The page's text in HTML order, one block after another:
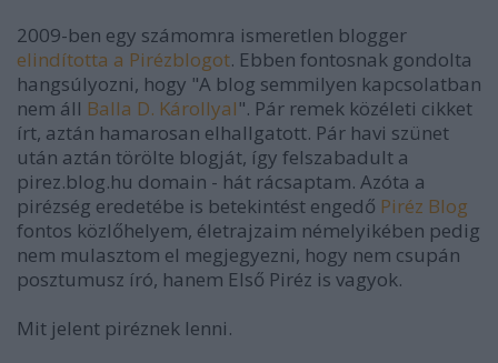
2009-ben egy számomra ismeretlen blogger
elindította a Pirézblogot. Ebben fontosnak gondolta
hangsúlyozni, hogy "A blog semmilyen kapcsolatban
nem áll Balla D. Károllyal". Pár remek közéleti cikket
írt, aztán hamarosan elhallgatott. Pár havi szünet
után aztán törölte blogját, így felszabadult a
pirez.blog.hu domain - hát rácsaptam. Azóta a
pirézség eredetébe is betekintést engedő Piréz Blog
fontos közlőhelyem, életrajzaim némelyikében pedig
nem mulasztom el megjegyezni, hogy nem csupán
posztumusz író, hanem Első Piréz is vagyok.
Mit jelent piréznek lenni.